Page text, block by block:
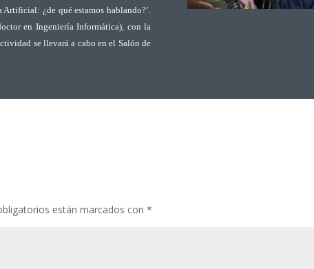
¿de qué estamos hablando?’.
en Ingeniería Informática), con la
se llevará a cabo en el Salón de
están marcados con *